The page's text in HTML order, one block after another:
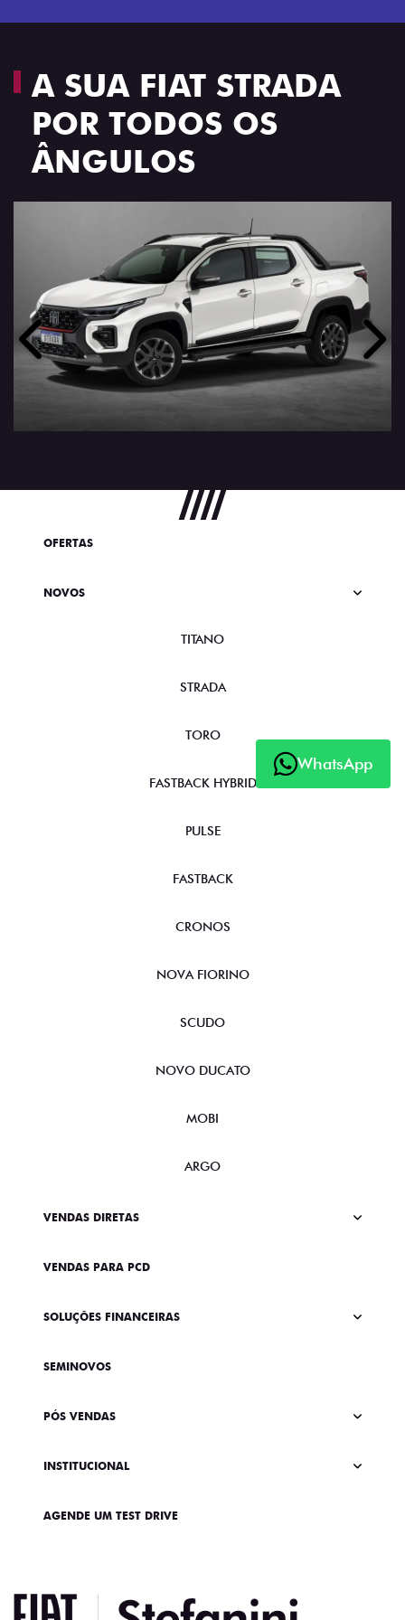
A SUA FIAT STRADA
POR TODOS OS
ÂNGULOS
Anterior
WhatsApp
OFERTAS
NOVOS
TITANO
STRADA
TORO
FASTBACK HYBRID
PULSE
FASTBACK
CRONOS
NOVA FIORINO
SCUDO
NOVO DUCATO
MOBI
ARGO
VENDAS DIRETAS
VENDAS PARA PCD
SOLUÇÕES FINANCEIRAS
SEMINOVOS
PÓS VENDAS
INSTITUCIONAL
AGENDE UM TEST DRIVE